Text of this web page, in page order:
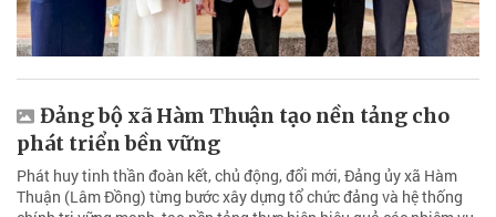
Đảng bộ xã Hàm Thuận tạo nền tảng cho
phát triển bền vững
Phát huy tinh thần đoàn kết, chủ động, đổi mới, Đảng ủy xã Hàm
Thuận (Lâm Đồng) từng bước xây dựng tổ chức đảng và hệ thống